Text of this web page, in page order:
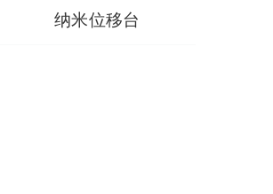
纳米位移台